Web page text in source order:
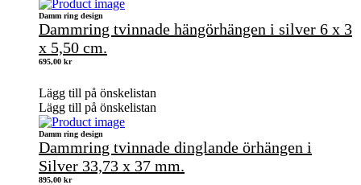
Damm ring design
Dammring tvinnade hängörhängen i silver 6 x 3
x 5,50 cm.
695,00 kr
Lägg till på önskelistan
Lägg till på önskelistan
Damm ring design
Dammring tvinnade dinglande örhängen i
Silver 33,73 x 37 mm.
895,00 kr